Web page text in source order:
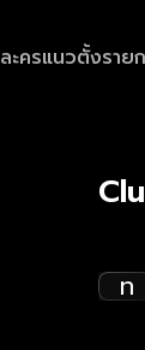
ละครแนวตั้งราย
ท